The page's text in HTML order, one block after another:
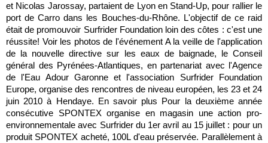
et Nicolas Jarossay, partaient de Lyon en Stand-Up, pour rallier le
port de Carro dans les Bouches-du-Rhône. L'objectif de ce raid
était de promouvoir Surfrider Foundation loin des côtes : c'est une
réussite! Voir les photos de l'événement A la veille de l'application
de la nouvelle directive sur les eaux de baignade, le Conseil
général des Pyrénées-Atlantiques, en partenariat avec l'Agence
de l'Eau Adour Garonne et l'association Surfrider Foundation
Europe, organise des rencontres de niveau européen, les 23 et 24
juin 2010 à Hendaye. En savoir plus Pour la deuxième année
consécutive SPONTEX organise en magasin une action pro-
environnementale avec Surfrider du 1er avril au 15 juillet : pour un
produit SPONTEX acheté, 100L d'eau préservée. Parallèlement à